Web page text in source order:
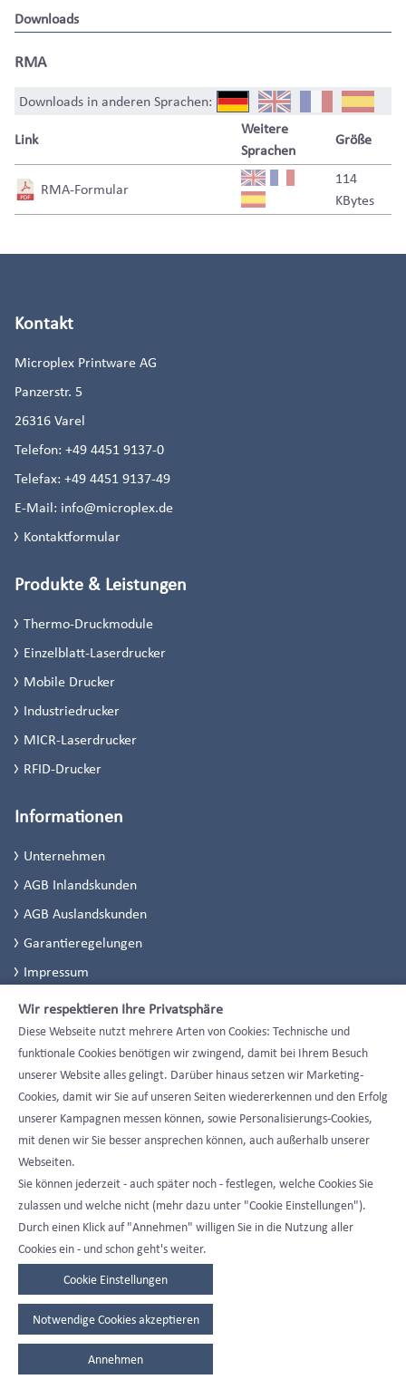
Downloads
RMA
Downloads in anderen Sprachen:
Link
Weitere
Sprachen
Größe
RMA-Formular
114
KBytes
Kontakt
Microplex Printware AG
Panzerstr. 5
26316 Varel
Telefon: +49 4451 9137-0
Telefax: +49 4451 9137-49
E-Mail: info@microplex.de
Kontaktformular
Produkte & Leistungen
Thermo-Druckmodule
Einzelblatt-Laserdrucker
Mobile Drucker
Industriedrucker
MICR-Laserdrucker
RFID-Drucker
Informationen
Unternehmen
AGB Inlandskunden
AGB Auslandskunden
Garantieregelungen
Impressum
Datenschutzerklärung
Datenschutzeinstellungen
Wir respektieren Ihre Privatsphäre
Diese Webseite nutzt mehrere Arten von Cookies: Technische und
funktionale Cookies benötigen wir zwingend, damit bei Ihrem Besuch
unserer Website alles gelingt. Darüber hinaus setzen wir Marketing-
Cookies, damit wir Sie auf unseren Seiten wiedererkennen und den Erfolg
unserer Kampagnen messen können, sowie Personalisierungs-Cookies,
mit denen wir Sie besser ansprechen können, auch außerhalb unserer
Webseiten.
Sie können jederzeit - auch später noch - festlegen, welche Cookies Sie
zulassen und welche nicht (mehr dazu unter "Cookie Einstellungen").
Durch einen Klick auf "Annehmen" willigen Sie in die Nutzung aller
Cookies ein - und schon geht's weiter.
Cookie Einstellungen
Notwendige Cookies akzeptieren
Annehmen